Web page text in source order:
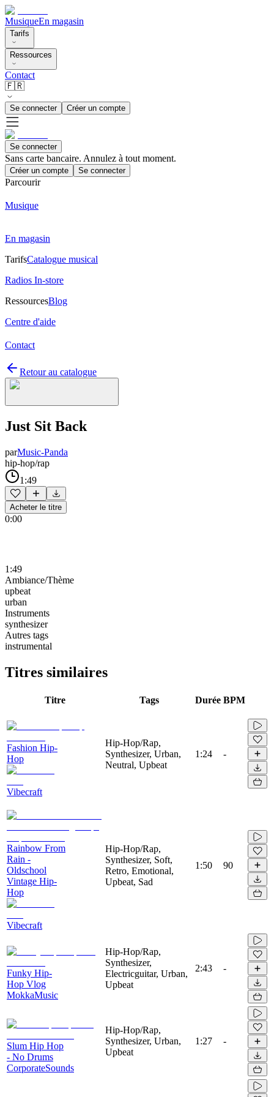
MusiqueEn magasin
Tarifs
Ressources
Contact
🇫🇷
Se connecter Créer un compte
Se connecter
Sans carte bancaire. Annulez à tout moment.
Créer un compte Se connecter
Parcourir
Musique
En magasin
TarifsCatalogue musical
Radios In-store
RessourcesBlog
Centre d'aide
Contact
Retour au catalogue
Just Sit Back
parMusic-Panda
hip-hop/rap
1:49
Acheter le titre
0:00
1:49
Ambiance/Thème
upbeat
urban
Instruments
synthesizer
Autres tags
instrumental
Titres similaires
Titre Tags Durée BPM
Fashion Hip-
Hop
Vibecraft
Hip-Hop/Rap,
Synthesizer, Urban,
Neutral, Upbeat
1:24 -
Rainbow From
Rain -
Oldschool
Vintage Hip-
Hop
Vibecraft
Hip-Hop/Rap,
Synthesizer, Soft,
Retro, Emotional,
Upbeat, Sad
1:50 90
Funky Hip-
Hop Vlog
MokkaMusic
Hip-Hop/Rap,
Synthesizer,
Electricguitar, Urban,
Upbeat
2:43 -
Slum Hip Hop
- No Drums
CorporateSounds
Hip-Hop/Rap,
Synthesizer, Urban,
Upbeat
1:27 -